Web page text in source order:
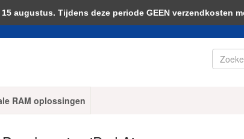
RAM oplossingen
om onze website te verbeteren. Dit bericht verbergen
augustus. Tijdens deze periode GEEN verzendkosten